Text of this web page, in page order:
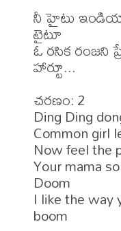
నీ హైటు
టైటూ
ఓ రసిక రంజని
హార్టూ...
చరణం: 2
Ding Ding
Common girl
Now feel the
Your mama
Doom
I like the way
boom